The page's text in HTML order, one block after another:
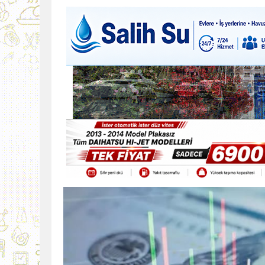
9:30 SON DAKİKA
13:42 BEROVA: HAYAT
20:30 Cumhurbaşkanı